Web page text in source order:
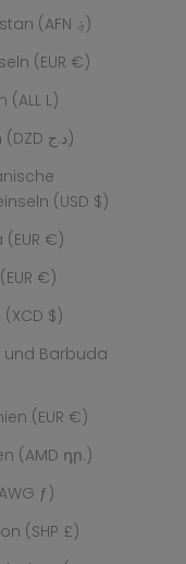
Afghanistan (AFN ؋)
(EUR €)
(ALL L)
Algerien (DZD د.ج)
(USD $)
€)
€)
$)
und Barbuda
(EUR €)
(AMD դր.)
ƒ)
(SHP £)